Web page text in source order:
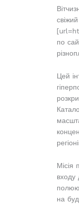
out of
по
Цей
Місія
входу
на